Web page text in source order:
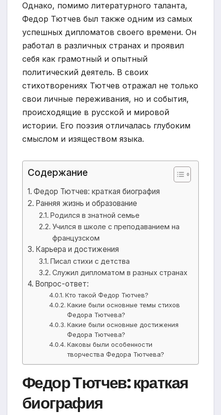
Однако, помимо литературного таланта,
Федор Тютчев был также одним из самых
успешных дипломатов своего времени. Он
работал в различных странах и проявил
себя как грамотный и опытный
политический деятель. В своих
стихотворениях Тютчев отражал не только
свои личные переживания, но и события,
происходящие в русской и мировой
истории. Его поэзия отличалась глубоким
смыслом и изяществом языка.
Содержание
Федор Тютчев: краткая биография
Ранняя жизнь и образование
Родился в знатной семье
Учился в школе с преподаванием на
французском
Карьера и достижения
Писал стихи с детства
Служил дипломатом в разных странах
Вопрос-ответ:
Кто такой Федор Тютчев?
Какие были основные темы стихов
Федора Тютчева?
Какие были основные достижения
Федора Тютчева?
Каковы были особенности
творчества Федора Тютчева?
Федор Тютчев: краткая
биография